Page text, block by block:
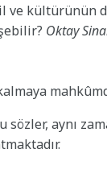
ve
Oktay
aynı